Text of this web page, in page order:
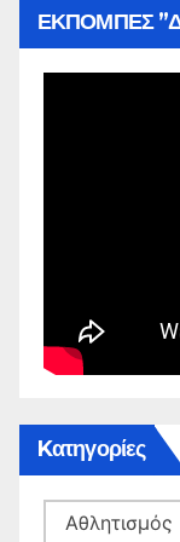
ΕΚΠΟΜΠΕΣ
Kατηγορίες
Kατηγορίες